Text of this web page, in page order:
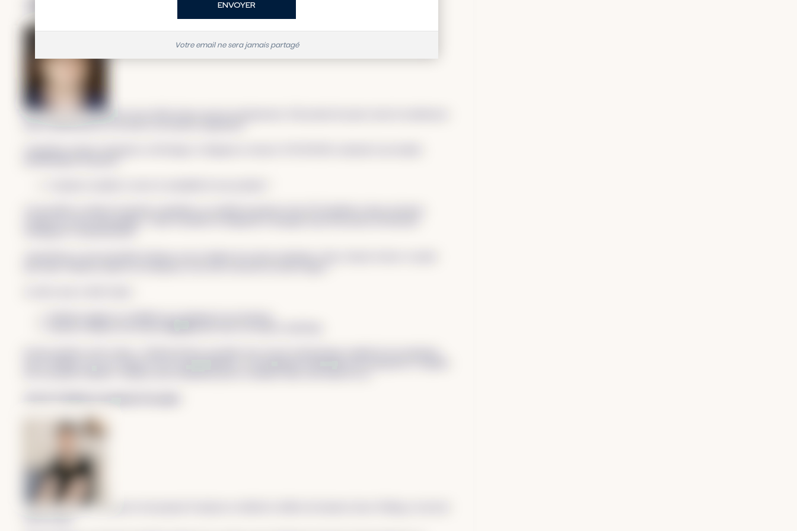
Votre email ne sera jamais partagé
La comptabilité simplifiée est une réelle chance pour les entrepreneurs. Elle permet de passer outre de nombreuses
Lorsque Sacheen et Maxime m’ont proposé d’analyser en détail les chiffres du business Sauce Writing, j’ai tout de